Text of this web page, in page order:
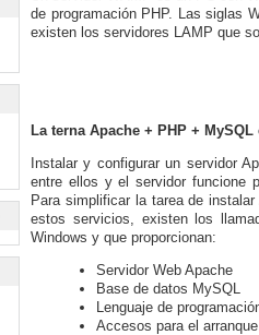
de programación PHP. Las siglas
existen los servidores LAMP que
La terna Apache + PHP +
Instalar y configurar un servidor
entre ellos y el servidor funcione
Para simplificar la tarea de
estos servicios, existen los
Windows y que proporcionan:
Servidor Web Apache
Base de datos MySQL
Lenguaje de
Accesos para el